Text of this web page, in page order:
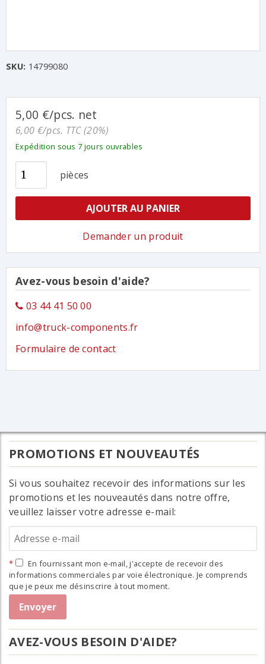
SKU: 14799080
5,00 €/pcs. net
6,00 €/pcs. TTC (20%)
Expédition sous 7 jours ouvrables
pièces
AJOUTER AU PANIER
Demander un produit
Avez-vous besoin d'aide?
03 44 41 50 00
info@truck-components.fr
Formulaire de contact
PROMOTIONS ET NOUVEAUTÉS
Si vous souhaitez recevoir des informations sur les
promotions et les nouveautés dans notre offre,
veuillez laisser votre adresse e-mail:
En fournissant mon e-mail, j'accepte de recevoir des
informations commerciales par voie électronique. Je comprends
que je peux me désinscrire à tout moment.
AVEZ-VOUS BESOIN D'AIDE?